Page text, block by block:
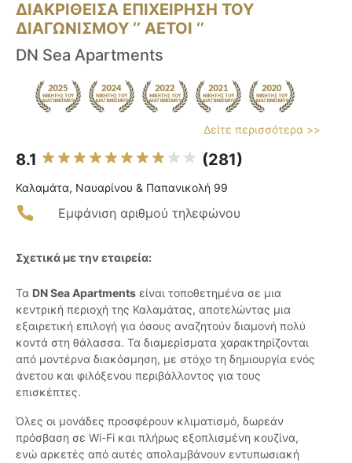
ΔΙΑΚΡΙΘΕΙΣΑ ΕΠΙΧΕΙΡΗΣΗ ΤΟΥ
ΔΙΑΓΩΝΙΣΜΟΥ ‘’ ΑΕΤΟΙ ‘’
DN Sea Apartments
Δείτε περισσότερα >>
8.1 (281)
Καλαμάτα, Ναυαρίνου & Παπανικολή 99
Εμφάνιση αριθμού τηλεφώνου
Σχετικά με την εταιρεία:
Τα DN Sea Apartments είναι τοποθετημένα σε μια
κεντρική περιοχή της Καλαμάτας, αποτελώντας μια
εξαιρετική επιλογή για όσους αναζητούν διαμονή πολύ
κοντά στη θάλασσα. Τα διαμερίσματα χαρακτηρίζονται
από μοντέρνα διακόσμηση, με στόχο τη δημιουργία ενός
άνετου και φιλόξενου περιβάλλοντος για τους
επισκέπτες.
Όλες οι μονάδες προσφέρουν κλιματισμό, δωρεάν
πρόσβαση σε Wi-Fi και πλήρως εξοπλισμένη κουζίνα,
ενώ αρκετές από αυτές απολαμβάνουν εντυπωσιακή